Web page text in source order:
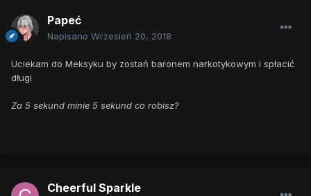
Papeć
Napisano Wrzesień 20, 2018
Uciekam do Meksyku by zostań baronem narkotykowym i spłacić
długi
Za 5 sekund minie 5 sekund co robisz?
Cheerful Sparkle